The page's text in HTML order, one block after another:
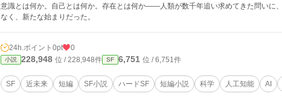
意識とは何か。自己とは何か。存在とは何か——人類が数千年追い求めてきた問いに
なく、新たな始まりだった。
24h.ポイント 0pt 0
小説 228,948 位 / 228,948件 SF 6,751 位 / 6,751件
SF 近未来 短編 SF小説 ハードSF 短編小説 科学 人工知能 AI